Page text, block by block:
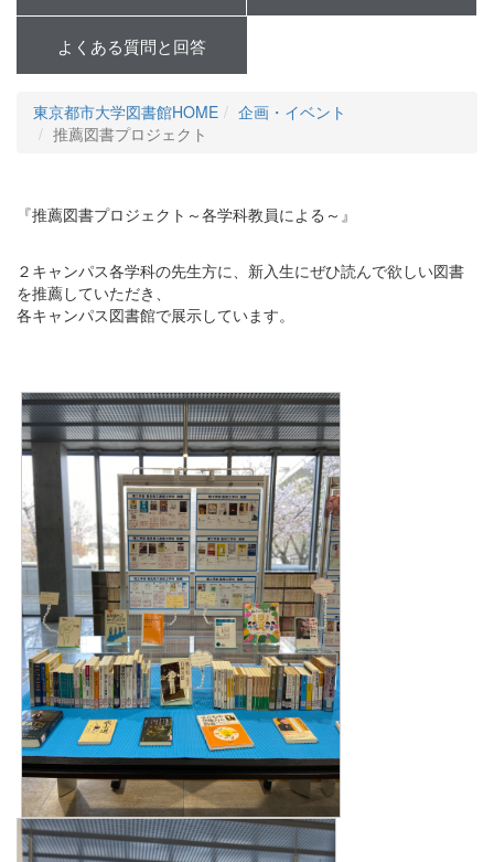
よくある質問と回答
東京都市大学図書館HOME
企画・イベント
推薦図書プロジェクト
『推薦図書プロジェクト～各学科教員による～』
２キャンパス各学科の先生方に、新入生にぜひ読んで欲しい図書
を推薦していただき、
各キャンパス図書館で展示しています。